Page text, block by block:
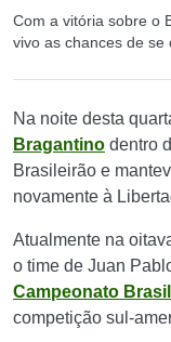
Com a vitória sobre o
vivo as chances de se
Na noite desta
Bragantino dentro
Brasileirão e
novamente à
Atualmente na
o time de Juan
Campeonato
competição sul-